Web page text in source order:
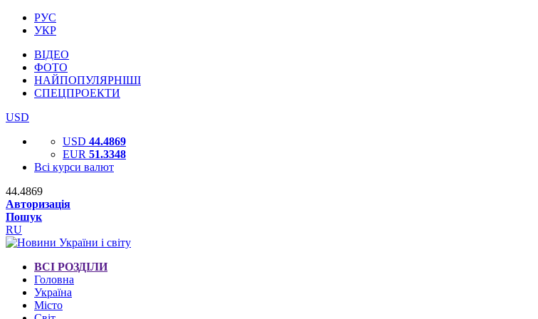
РУС
УКР
ВІДЕО
ФОТО
НАЙПОПУЛЯРНІШІ
СПЕЦПРОЕКТИ
USD
USD 44.4869
EUR 51.3348
Всі курси валют
44.4869
Авторизація
Пошук
RU
ВСІ РОЗДІЛИ
Головна
Україна
Місто